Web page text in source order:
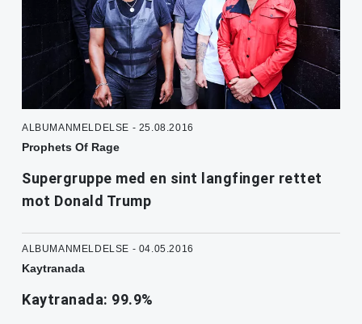
ALBUMANMELDELSE - 25.08.2016
Prophets Of Rage
Supergruppe med en sint langfinger rettet
mot Donald Trump
ALBUMANMELDELSE - 04.05.2016
Kaytranada
Kaytranada: 99.9%